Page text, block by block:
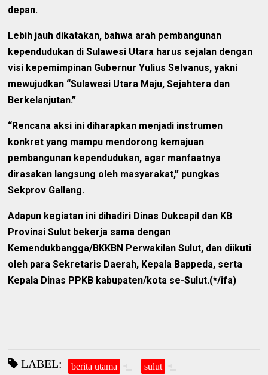
depan.
Lebih jauh dikatakan, bahwa arah pembangunan
kependudukan di Sulawesi Utara harus sejalan dengan
visi kepemimpinan Gubernur Yulius Selvanus, yakni
mewujudkan “Sulawesi Utara Maju, Sejahtera dan
Berkelanjutan.”
“Rencana aksi ini diharapkan menjadi instrumen
konkret yang mampu mendorong kemajuan
pembangunan kependudukan, agar manfaatnya
dirasakan langsung oleh masyarakat,” pungkas
Sekprov Gallang.
Adapun kegiatan ini dihadiri Dinas Dukcapil dan KB
Provinsi Sulut bekerja sama dengan
Kemendukbangga/BKKBN Perwakilan Sulut, dan diikuti
oleh para Sekretaris Daerah, Kepala Bappeda, serta
Kepala Dinas PPKB kabupaten/kota se-Sulut.(*/ifa)
LABEL: berita utama sulut